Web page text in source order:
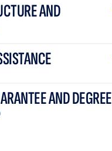
AND
AND DEGREE